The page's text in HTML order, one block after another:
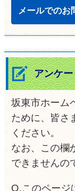
メールでのお
アンケー
坂東市ホーム
ために、皆さ
ください。
なお、この欄
できませんの
Q.このページ